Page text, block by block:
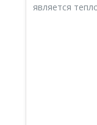
является